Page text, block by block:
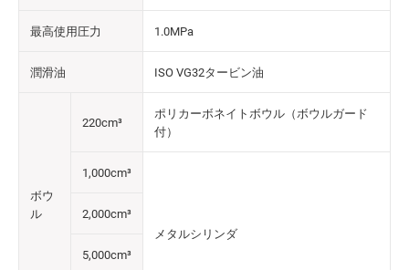
最高使用圧力 1.0MPa
潤滑油 ISO VG32タービン油
ボウ
ル
220cm³
ポリカーボネイトボウル（ボウルガード
付）
1,000cm³
メタルシリンダ
2,000cm³
5,000cm³